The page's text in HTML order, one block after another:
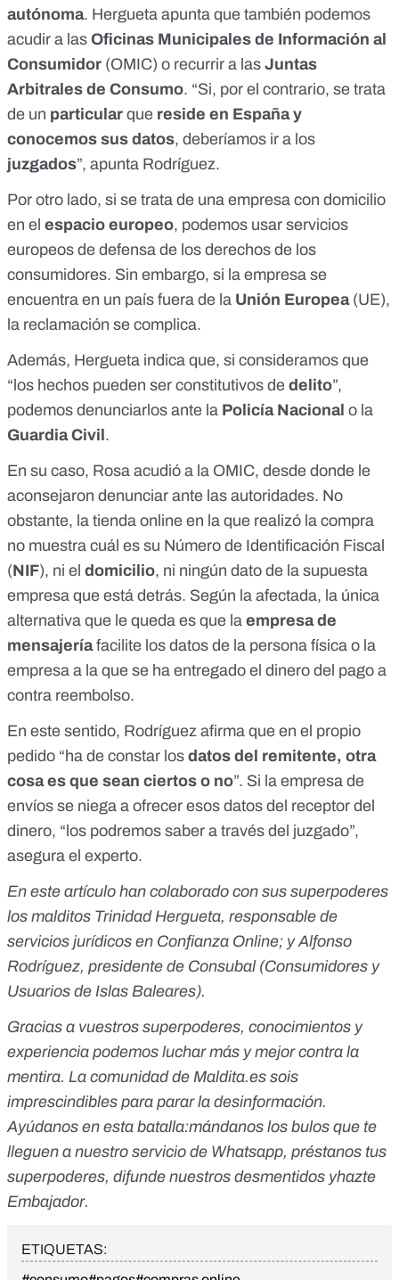
autónoma. Hergueta apunta que también podemos
acudir a las Oficinas Municipales de Información al
Consumidor (OMIC) o recurrir a las Juntas
Arbitrales de Consumo. “Si, por el contrario, se trata
de un particular que reside en España y
conocemos sus datos, deberíamos ir a los
juzgados”, apunta Rodríguez.
Por otro lado, si se trata de una empresa con domicilio
en el espacio europeo, podemos usar servicios
europeos de defensa de los derechos de los
consumidores. Sin embargo, si la empresa se
encuentra en un país fuera de la Unión Europea(UE),
la reclamación se complica.
Además, Hergueta indica que, si consideramos que
“los hechos pueden ser constitutivos de delito”,
podemos denunciarlos ante la Policía Nacional o la
Guardia Civil .
En su caso, Rosa acudió a la OMIC, desde donde le
aconsejaron denunciar ante las autoridades. No
obstante, la tienda online en la que realizó la compra
no muestra cuál es su Número de Identificación Fiscal
(NIF), ni el domicilio, ni ningún dato de la supuesta
empresa que está detrás. Según la afectada, la única
alternativa que le queda es que la empresa de
mensajeríafacilite los datos de la persona física o la
empresa a la que se ha entregado el dinero del pago a
contra reembolso.
En este sentido, Rodríguez afirma que en el propio
pedido “ha de constar los datos del remitente, otra
cosa es que sean ciertos o no”. Si la empresa de
envíos se niega a ofrecer esos datos del receptor del
dinero, “los podremos saber a través del juzgado”,
asegura el experto.
En este artículo han colaborado con sus superpoderes
los malditos Trinidad Hergueta, responsable de
servicios jurídicos en Confianza Online; y Alfonso
Rodríguez, presidente de Consubal(Consumidores y
Usuarios de Islas Baleares).
Gracias a vuestros superpoderes, conocimientos y
experiencia podemos luchar más y mejor contra la
mentira. La comunidad de Maldita.es sois
imprescindibles para parar la desinformación.
Ayúdanos en esta batalla:mándanos los bulos que te
lleguen a nuestro servicio de Whatsapp, préstanos tus
superpoderes, difunde nuestros desmentidos yhazte
Embajador.
ETIQUETAS: